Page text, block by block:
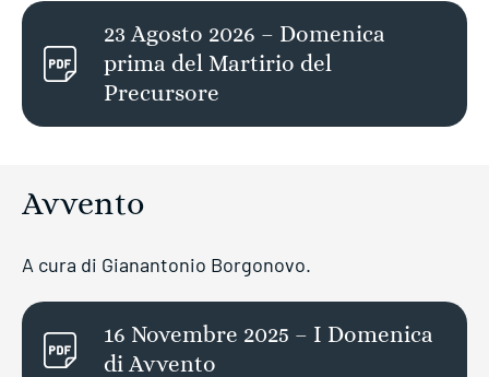
23 Agosto 2026 – Domenica
prima del Martirio del
Precursore
Avvento
A cura di Gianantonio Borgonovo.
16 Novembre 2025 – I Domenica
di Avvento